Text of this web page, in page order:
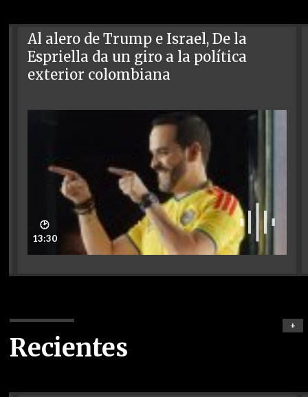
Al alero de Trump e Israel, De la
Espriella da un giro a la política
exterior colombiana
🕑
13:30
Recientes
+